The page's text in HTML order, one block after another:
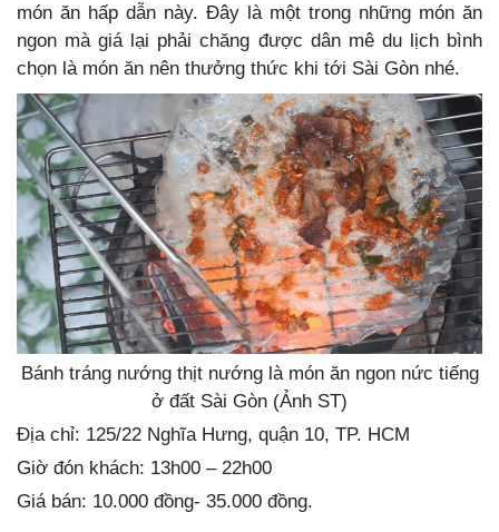
món ăn hấp dẫn này. Đây là một trong những món ăn
ngon mà giá lại phải chăng được dân mê du lịch bình
chọn là món ăn nên thưởng thức khi tới Sài Gòn nhé.
Bánh tráng nướng thịt nướng là món ăn ngon nức tiếng
ở đất Sài Gòn (Ảnh ST)
Địa chỉ: 125/22 Nghĩa Hưng, quận 10, TP. HCM
Giờ đón khách: 13h00 – 22h00
Giá bán: 10.000 đồng- 35.000 đồng.